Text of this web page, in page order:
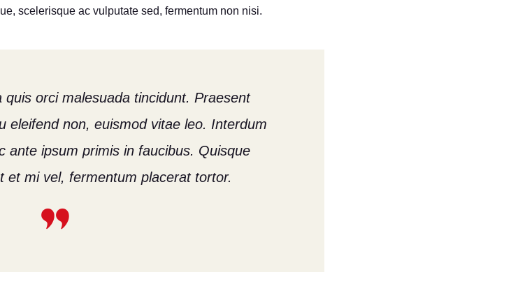
scelerisque ac vulputate sed, fermentum non nisi.
quis orci malesuada tincidunt. Praesent
eleifend non, euismod vitae leo. Interdum
ante ipsum primis in faucibus. Quisque
et mi vel, fermentum placerat tortor.